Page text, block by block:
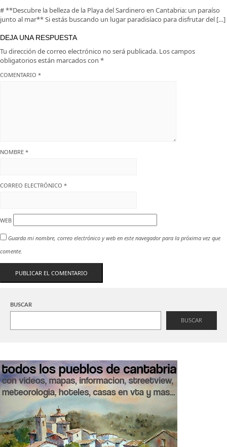
# **Descubre la belleza de la Playa del Sardinero en Cantabria: un paraíso
junto al mar** Si estás buscando un lugar paradisíaco para disfrutar del […]
DEJA UNA RESPUESTA
Tu dirección de correo electrónico no será publicada. Los campos
obligatorios están marcados con *
COMENTARIO *
NOMBRE *
CORREO ELECTRÓNICO *
WEB
Guarda mi nombre, correo electrónico y web en este navegador para la próxima vez que
comente.
BUSCAR
BUSCAR